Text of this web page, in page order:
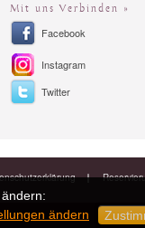
Mit uns Verbinden »
Facebook
Instagram
Twitter
ändern